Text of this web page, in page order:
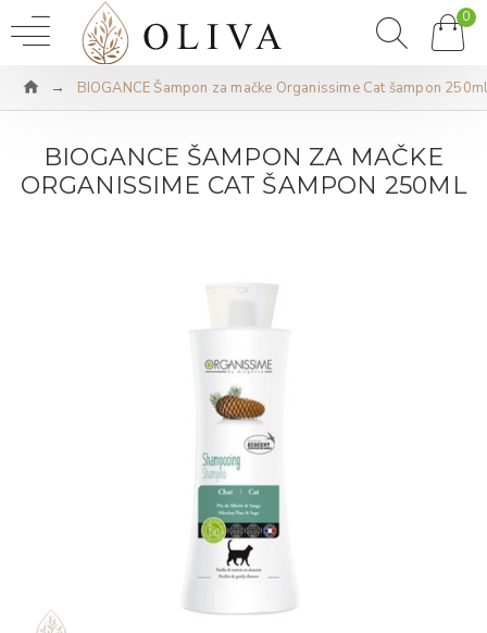
0
BIOGANCE Šampon za mačke Organissime Cat šampon
BIOGANCE ŠAMPON ZA MAČKE
ORGANISSIME CAT ŠAMPON 250ML